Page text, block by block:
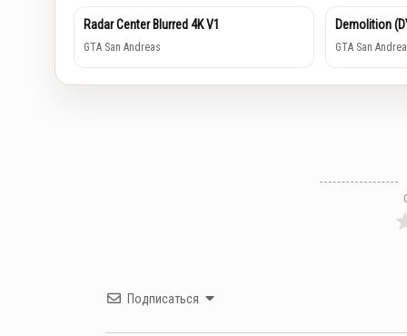
Radar Center Blurred 4K V1
GTA San Andreas
Demolition
GTA San
Подписаться